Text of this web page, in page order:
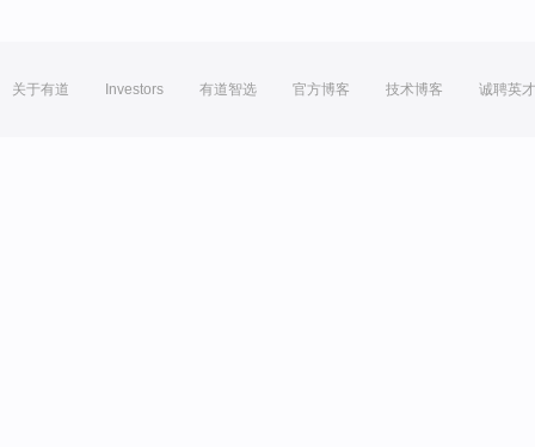
关于有道 Investors 有道智选 官方博客 技术博客 诚聘英才